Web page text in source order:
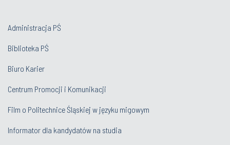
Administracja PŚ
Biblioteka PŚ
Biuro Karier
Centrum Promocji i Komunikacji
Film o Politechnice Śląskiej w języku migowym
Informator dla kandydatów na studia